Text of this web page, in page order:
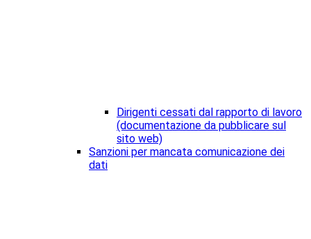
Dirigenti cessati dal rapporto di lavoro
(documentazione da pubblicare sul
sito web)
Sanzioni per mancata comunicazione dei
dati